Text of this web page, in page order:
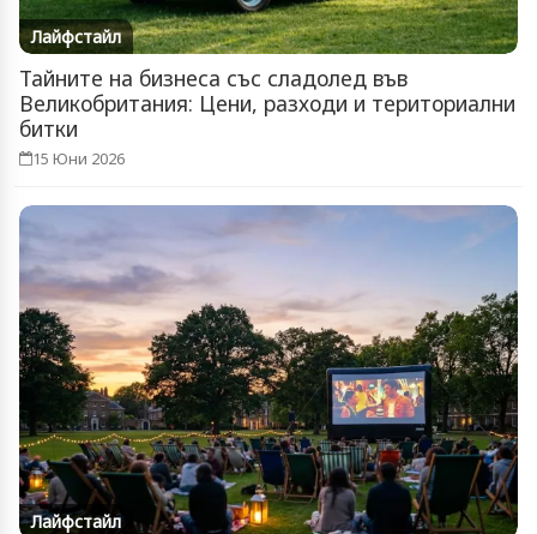
Лайфстайл
Тайните на бизнеса със сладолед във
Великобритания: Цени, разходи и териториални
битки
15 Юни 2026
Лайфстайл